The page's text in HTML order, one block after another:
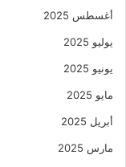
أغسطس 2025
يوليو 2025
يونيو 2025
مايو 2025
أبريل 2025
مارس 2025